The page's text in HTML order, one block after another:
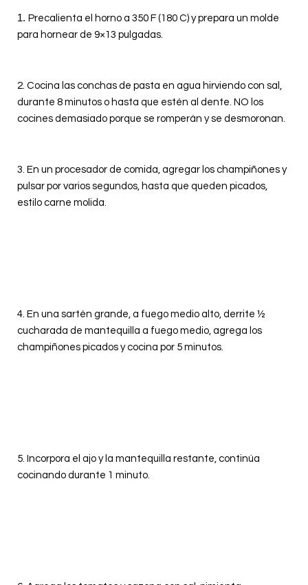
1. Precalienta el horno a 350 F (180 C) y prepara un molde
para hornear de 9×13 pulgadas.
2. Cocina las conchas de pasta en agua hirviendo con sal,
durante 8 minutos o hasta que estén al dente. NO los
cocines demasiado porque se romperán y se desmoronan.
3. En un procesador de comida, agregar los champiñones y
pulsar por varios segundos, hasta que queden picados,
estilo carne molida.
4. En una sartén grande, a fuego medio alto, derrite ½
cucharada de mantequilla a fuego medio, agrega los
champiñones picados y cocina por 5 minutos.
5. Incorpora el ajo y la mantequilla restante, continúa
cocinando durante 1 minuto.